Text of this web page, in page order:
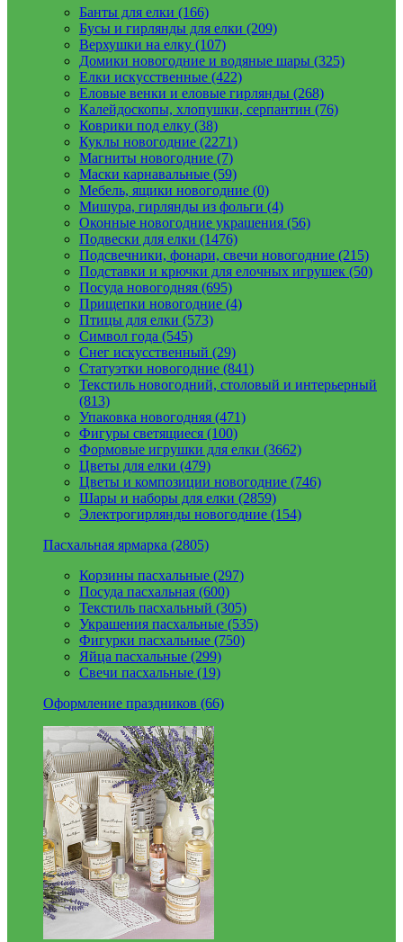
Банты для елки (166)
Бусы и гирлянды для елки (209)
Верхушки на елку (107)
Домики новогодние и водяные шары (325)
Елки искусственные (422)
Еловые венки и еловые гирлянды (268)
Калейдоскопы, хлопушки, серпантин (76)
Коврики под елку (38)
Куклы новогодние (2271)
Магниты новогодние (7)
Маски карнавальные (59)
Мебель, ящики новогодние (0)
Мишура, гирлянды из фольги (4)
Оконные новогодние украшения (56)
Подвески для елки (1476)
Подсвечники, фонари, свечи новогодние (215)
Подставки и крючки для елочных игрушек (50)
Посуда новогодняя (695)
Прищепки новогодние (4)
Птицы для елки (573)
Символ года (545)
Снег искусственный (29)
Статуэтки новогодние (841)
Текстиль новогодний, столовый и интерьерный
(813)
Упаковка новогодняя (471)
Фигуры светящиеся (100)
Формовые игрушки для елки (3662)
Цветы для елки (479)
Цветы и композиции новогодние (746)
Шары и наборы для елки (2859)
Электрогирлянды новогодние (154)
Пасхальная ярмарка (2805)
Корзины пасхальные (297)
Посуда пасхальная (600)
Текстиль пасхальный (305)
Украшения пасхальные (535)
Фигурки пасхальные (750)
Яйца пасхальные (299)
Свечи пасхальные (19)
Оформление праздников (66)